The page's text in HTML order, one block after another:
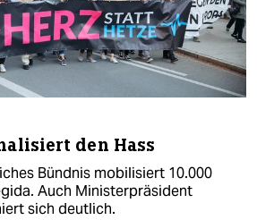
den Hass
Bündnis mobilisiert 10.000
Auch Ministerpräsident
sich deutlich.